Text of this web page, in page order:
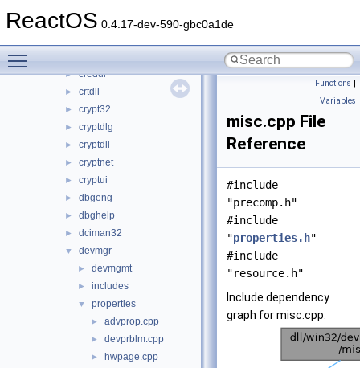
ReactOS 0.4.17-dev-590-gbc0a1de
► comdlg32
► credui
► crtdll
► crypt32
► cryptdlg
► cryptdll
► cryptnet
► cryptui
► dbgeng
► dbghelp
► dciman32
▼ devmgr
► devmgmt
► includes
▼ properties
► advprop.cpp
► devprblm.cpp
► hwpage.cpp
Functions |
Variables
misc.cpp File
Reference
#include
"precomp.h"
#include
"properties.h"
#include
"resource.h"
Include dependency
graph for misc.cpp: